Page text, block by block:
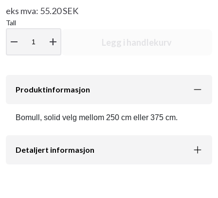
eks mva: 55.20 SEK
Tall
remove add Legg i handlekurv
Produktinformasjon
Bomull, solid velg mellom 250 cm eller 375 cm.
Detaljert informasjon